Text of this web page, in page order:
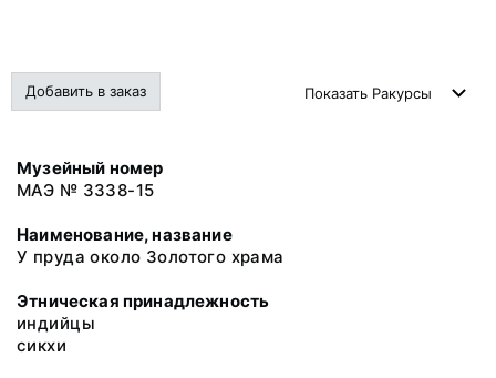
Добавить в заказ Показать Ракурсы
Музейный номер
МАЭ № 3338-15
Наименование, название
У пруда около Золотого храма
Этническая принадлежность
индийцы
сикхи